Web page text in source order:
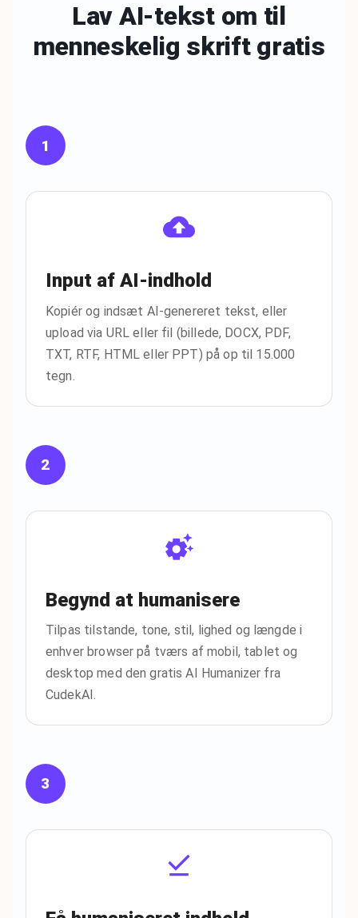
Lav AI-tekst om til
menneskelig skrift gratis
1
Input af AI-indhold
Kopiér og indsæt AI-genereret tekst, eller
upload via URL eller fil (billede, DOCX, PDF,
TXT, RTF, HTML eller PPT) på op til 15.000
tegn.
2
Begynd at humanisere
Tilpas tilstande, tone, stil, lighed og længde i
enhver browser på tværs af mobil, tablet og
desktop med den gratis AI Humanizer fra
CudekAI.
3